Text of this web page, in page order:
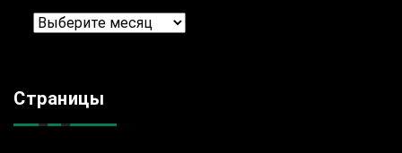
Архив
Страницы